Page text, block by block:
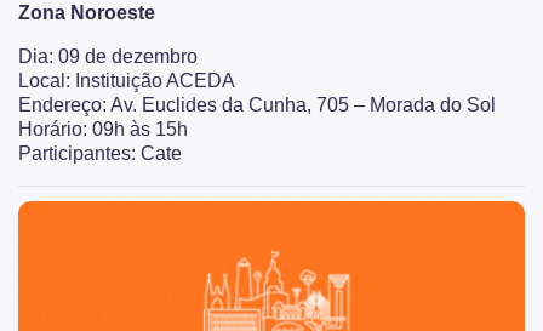
Zona Noroeste
Dia: 09 de dezembro
Local: Instituição ACEDA
Endereço: Av. Euclides da Cunha, 705 – Morada do Sol
Horário: 09h às 15h
Participantes: Cate
São Paulo, cidade inteligente, resiliente e sustentável